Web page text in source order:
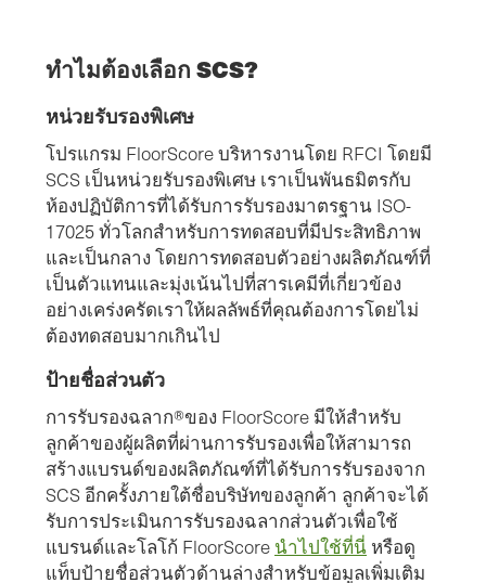
ทําไมต้องเลือก SCS?
หน่วยรับรองพิเศษ
โปรแกรม FloorScore บริหารงานโดย RFCI โดยมี
SCS เป็นหน่วยรับรองพิเศษ เราเป็นพันธมิตรกับ
ห้องปฏิบัติการที่ได้รับการรับรองมาตรฐาน ISO-
17025 ทั่วโลกสําหรับการทดสอบที่มีประสิทธิภาพ
และเป็นกลาง โดยการทดสอบตัวอย่างผลิตภัณฑ์ที่
เป็นตัวแทนและมุ่งเน้นไปที่สารเคมีที่เกี่ยวข้อง
อย่างเคร่งครัดเราให้ผลลัพธ์ที่คุณต้องการโดยไม่
ต้องทดสอบมากเกินไป
ป้ายชื่อส่วนตัว
การรับรองฉลาก®ของ FloorScore มีให้สําหรับ
ลูกค้าของผู้ผลิตที่ผ่านการรับรองเพื่อให้สามารถ
สร้างแบรนด์ของผลิตภัณฑ์ที่ได้รับการรับรองจาก
SCS อีกครั้งภายใต้ชื่อบริษัทของลูกค้า ลูกค้าจะได้
รับการประเมินการรับรองฉลากส่วนตัวเพื่อใช้
แบรนด์และโลโก้ FloorScore นําไปใช้ที่นี่ หรือดู
แท็บป้ายชื่อส่วนตัวด้านล่างสําหรับข้อมูลเพิ่มเติม